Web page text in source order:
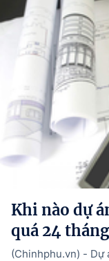
Chính sách mới
Tham vấn chính
Người dân góp ý
Doanh nghiệp
Chính sách và
Hướng dẫn thực
Ocop và chuỗi
Kinh tế tư nhân
Khi nào dự
quá 24
(Chinhphu.vn) - Dự